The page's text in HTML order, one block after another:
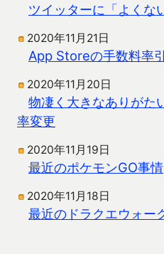
ツイッターに「よくな
2020年11月21日
App Storeの手数料率
2020年11月20日
物凄く大きなありが
率変更
2020年11月19日
最近のポケモンGO事情
2020年11月18日
最近のドラクエウォー